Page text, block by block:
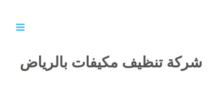
شركة تنظيف مكيفات بالرياض